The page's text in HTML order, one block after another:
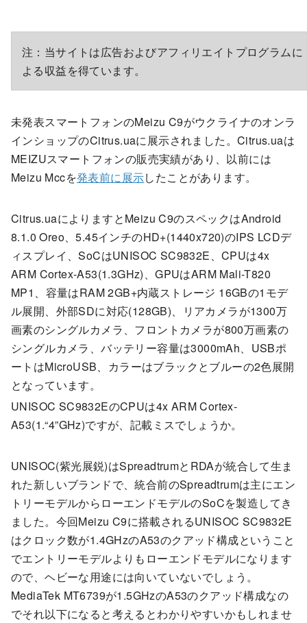
注：当サイトは広告およびアフィリエイトプログラムに
よる収益を得ています。
未発表スマートフォンのMeizu C9がウクライナのオンラ
インショップのCitrus.uaに展示されました。Citrus.uaは
MEIZUスマートフォンの販売実績があり、以前には
Meizu Mccを発表前に展示したことがあります。
Citrus.uaによりますとMeizu C9のスペックはAndroid
8.1.0 Oreo、5.45インチのHD+(1440x720)のIPS LCDデ
ィスプレイ、SoCはUNISOC SC9832E、CPUは4x
ARM Cortex-A53(1.3GHz)、GPUはARM Mali-T820
MP1、容量はRAM 2GB+内蔵ストレージ 16GBの1モデ
ル展開、外部SDに対応(128GB)、リアカメラが1300万
画素のシングルカメラ、フロントカメラが800万画素の
シングルカメラ、バッテリー容量は3000mAh、USBポ
ートはMicroUSB、カラーはブラックとブルーの2色展開
となっています。
UNISOC SC9832EのCPUは4x ARM Cortex-
A53(1.“4”GHz)ですが、記載ミスでしょうか。
UNISOC(紫光展鋭)はSpreadtrumとRDAが統合して生ま
れた新しいブランドで、統合前のSpreadtrumは主にエン
トリーモデルからローエンドモデルのSoCを製造してき
ました。今回Meizu C9に搭載されるUNISOC SC9832E
はクロック数が1.4GHzのA53のクアッド構成ということ
でエントリーモデルよりもローエンドモデルになります
ので、ヘビーな用途には向いていないでしょう。
MediaTek MT6739が1.5GHzのA53のクアッド構成なの
でそれ以下になると考えるとわかりやすいかもしれませ